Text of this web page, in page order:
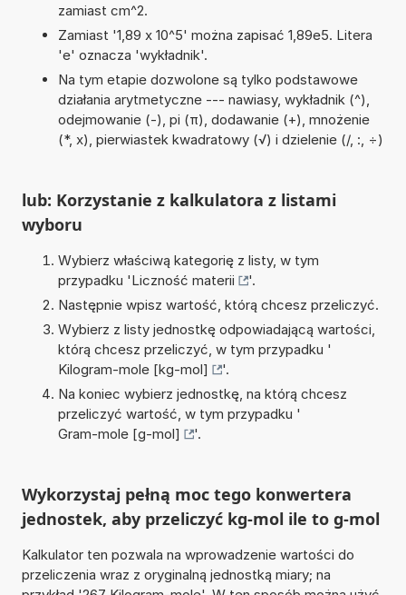
zamiast cm^2.
Zamiast '1,89 x 10^5' można zapisać 1,89e5. Litera
'e' oznacza 'wykładnik'.
Na tym etapie dozwolone są tylko podstawowe
działania arytmetyczne --- nawiasy, wykładnik (^),
odejmowanie (-), pi (π), dodawanie (+), mnożenie
(*, x), pierwiastek kwadratowy (√) i dzielenie (/, :, ÷)
lub: Korzystanie z kalkulatora z listami
wyboru
Wybierz właściwą kategorię z listy, w tym
przypadku 'Liczność materii
'.
Następnie wpisz wartość, którą chcesz przeliczyć.
Wybierz z listy jednostkę odpowiadającą wartości,
którą chcesz przeliczyć, w tym przypadku '
Kilogram-mole [kg-mol]
'.
Na koniec wybierz jednostkę, na którą chcesz
przeliczyć wartość, w tym przypadku '
Gram-mole [g-mol]
'.
Wykorzystaj pełną moc tego konwertera
jednostek, aby przeliczyć kg-mol ile to g-mol
Kalkulator ten pozwala na wprowadzenie wartości do
przeliczenia wraz z oryginalną jednostką miary; na